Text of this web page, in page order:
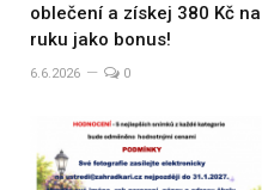
oblečení a získej 380 Kč na
ruku jako bonus!
6.6.2026 0